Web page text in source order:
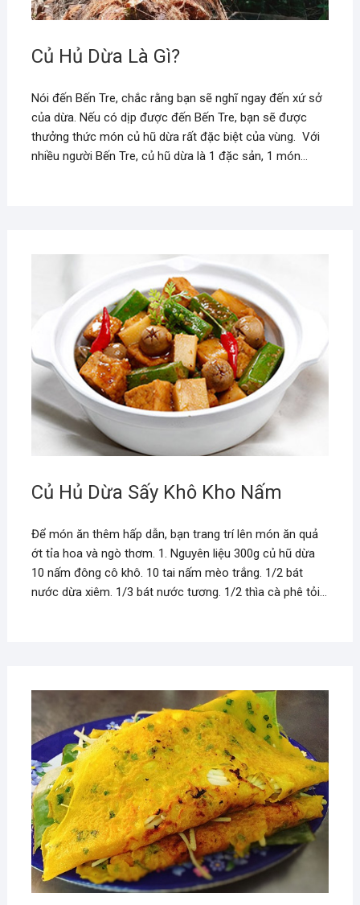
Củ Hủ Dừa Là Gì?
Nói đến Bến Tre, chắc rằng bạn sẽ nghĩ ngay đến xứ sở
của dừa. Nếu có dịp được đến Bến Tre, bạn sẽ được
thưởng thức món củ hũ dừa rất đặc biệt của vùng. Với
nhiều người Bến Tre, củ hũ dừa là 1 đặc sản, 1 món…
Củ Hủ Dừa Sấy Khô Kho Nấm
Để món ăn thêm hấp dẫn, bạn trang trí lên món ăn quả
ớt tỉa hoa và ngò thơm. 1. Nguyên liệu 300g củ hũ dừa
10 nấm đông cô khô. 10 tai nấm mèo trắng. 1/2 bát
nước dừa xiêm. 1/3 bát nước tương. 1/2 thìa cà phê tỏi…